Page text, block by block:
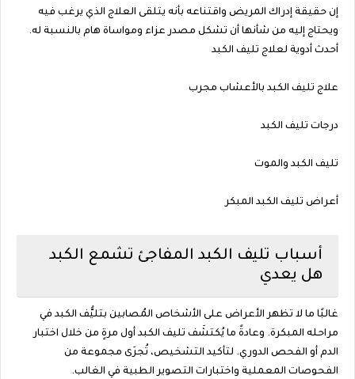
إن حقيقة إدراك المريض واقتناعه بأنه يتلقى العلاج الذي يرغب فيه
ويحتاج إليه من شأنها أن تشكل مصدر عزاء ومواساة هام بالنسبة له.
أحدث أدوية لعلاج تليف الكبد
علاج تليف الكبد بالأعشاب مجرب
درجات تليف الكبد
تليف الكبد والموت
أعراض تليف الكبد المبكر
أسباب تليف الكبد المفاجئ تشمع الكبد
هل يعدي
غالبًا ما لا تظهر الأعراض على الأشخاص المُصابين بتليُّف الكبد في
مراحله المبكرة. وعادةً ما يُكتشَف تليف الكبد أول مرةٍ من خلال اختبار
الدم أو الفحص الدوري. لتأكيد التشخيص، تُجرَى مجموعة من
الفحوصات المعملية واختبارات التصوير الطبية في الغالب.